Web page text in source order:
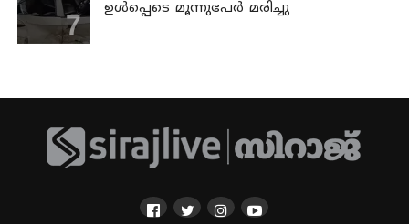
ഉള്‍പ്പെടെ മൂന്നുപേര്‍ മരിച്ചു